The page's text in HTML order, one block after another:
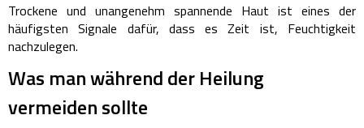
Trockene und unangenehm spannende Haut ist eines der
häufigsten Signale dafür, dass es Zeit ist, Feuchtigkeit
nachzulegen.
Was man während der Heilung
vermeiden sollte